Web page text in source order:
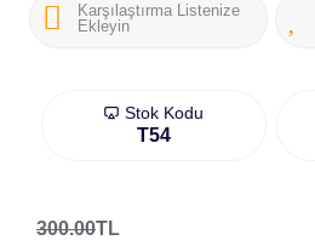
Karşılaştırma Listenize
Ekleyin
Stok Kodu
T54
300.00TL